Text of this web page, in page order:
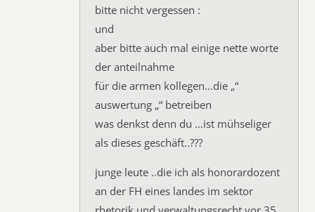
bitte nicht vergessen :
und
aber bitte auch mal einige nette worte
der anteilnahme
für die armen kollegen…die „“
auswertung „“ betreiben
was denkst denn du …ist mühseliger
als dieses geschäft..???
junge leute ..die ich als honorardozent
an der FH eines landes im sektor